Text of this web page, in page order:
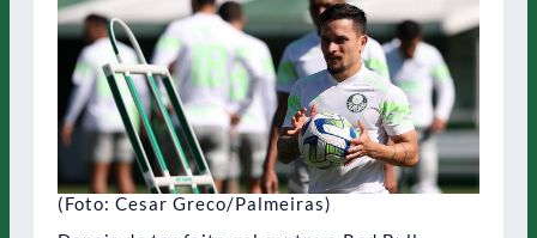
(Foto: Cesar Greco/Palmeiras)